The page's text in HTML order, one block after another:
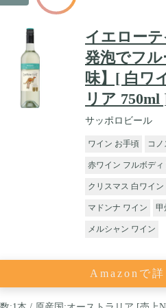
イエロー
発泡でフ
味】[ 白ワ
リア 750ml
サッポロビール
ワイン お手頃 コ
赤ワイン フルボディ
クリスマス 白ワイン
マドンナ ワイン 甲
メルシャン ワイン
Amazonで詳